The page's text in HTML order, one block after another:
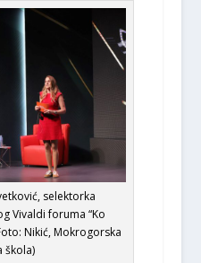
selektorka
Vivaldi foruma “Ko
Nikić, Mokrogorska
škola)